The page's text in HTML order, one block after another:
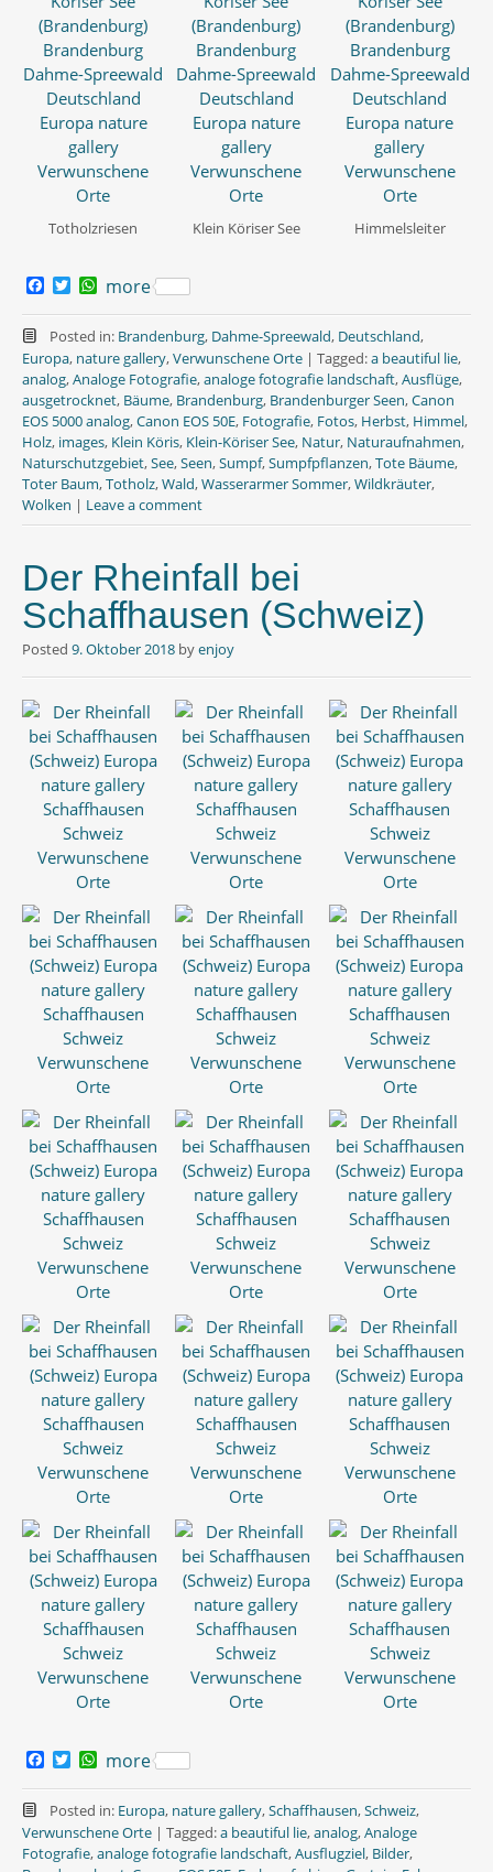
Totholzriesen Klein Köriser See Himmelsleiter
c
e
b
o
o
k
T
i
t
t
e
r
W
a
t
s
A
p
p
more
Posted in: Brandenburg, Dahme-Spreewald, Deutschland,
Europa, nature gallery,Verwunschene Orte | Tagged:a beautiful lie,
analog,Analoge Fotografie,analoge fotografie landschaft,Ausflüge,
ausgetrocknet, Bäume, Brandenburg, Brandenburger Seen,Canon
EOS 5000 analog,Canon EOS 50E, Fotografie, Fotos, Herbst, Himmel,
Holz, images, Klein Köris, Klein-Köriser See, Natur, Naturaufnahmen,
Naturschutzgebiet,See,Seen,Sumpf,Sumpfpflanzen,Tote Bäume,
Toter Baum,Totholz,Wald,Wasserarmer Sommer,Wildkräuter,
Wolken | Leave a comment
Der Rheinfall bei
Schaffhausen (Schweiz)
Posted 9. Oktober 2018 byenjoy
c
e
b
o
o
T
i
t
t
e
r
W
a
t
s
A
p
more
Posted in: Europa, nature gallery,Schaffhausen,Schweiz,
Verwunschene Orte | Tagged:a beautiful lie,analog,Analoge
Fotografie,analoge fotografie landschaft,Ausflugziel, Bilder,